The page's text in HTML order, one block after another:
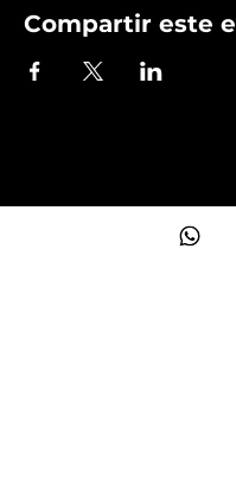
Compartir este